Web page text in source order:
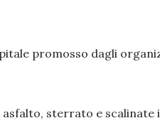
promosso dagli
sterrato e scalinate